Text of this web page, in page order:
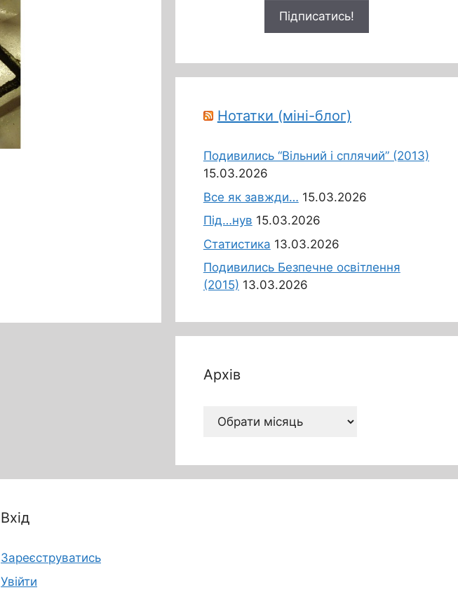
Нотатки (міні-блог)
Подивились “Вільний і сплячий” (2013)
15.03.2026
Все як завжди… 15.03.2026
Під…нув 15.03.2026
Статистика 13.03.2026
Подивились Безпечне освітлення
(2015) 13.03.2026
Архів
Архів
Вхід
Зареєструватись
Увійти